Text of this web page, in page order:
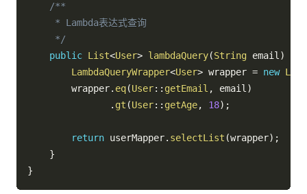
/**
     * Lambda表达式查询
     */
public List<User> lambdaQuery(String email)
LambdaQueryWrapper<User> wrapper = new
        wrapper
. eq(User:: getEmail , email)
. gt (User:: getAge, 18) ;
return userMapper. selectList (wrapper) ;
}
}